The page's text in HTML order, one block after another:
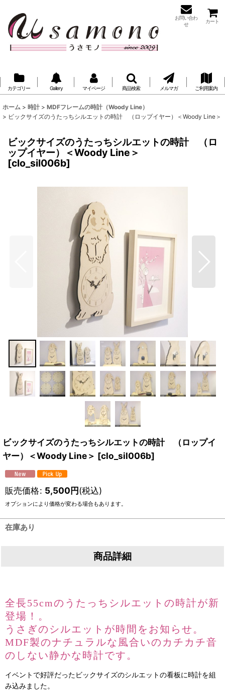
お問い合わ
せ
カート
カテゴリー Gallery マイページ 商品検索 メルマガ ご利用案内
ホーム > 時計 > MDFフレームの時計（Woody Line）
> ビックサイズのうたっちシルエットの時計 （ロップイヤー）＜Woody Line＞
ビックサイズのうたっちシルエットの時計 （ロ
ップイヤー）＜Woody Line＞
[clo_sil006b]
ビックサイズのうたっちシルエットの時計 （ロップイ
ヤー）＜Woody Line＞ [clo_sil006b]
販売価格: 5,500円(税込)
オプションにより価格が変わる場合もあります。
在庫あり
商品詳細
全長55cmのうたっちシルエットの時計が新
登場！。
うさぎのシルエットが時間をお知らせ。
MDF製のナチュラルな風合いのカチカチ音
のしない静かな時計です。
イベントで好評だったビックサイズのシルエットの看板に時計を組
み込みました。